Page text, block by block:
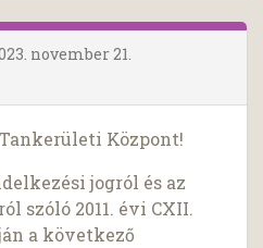
november 21.
Központ!
jogról és az
szóló 2011. évi CXII.
a következő